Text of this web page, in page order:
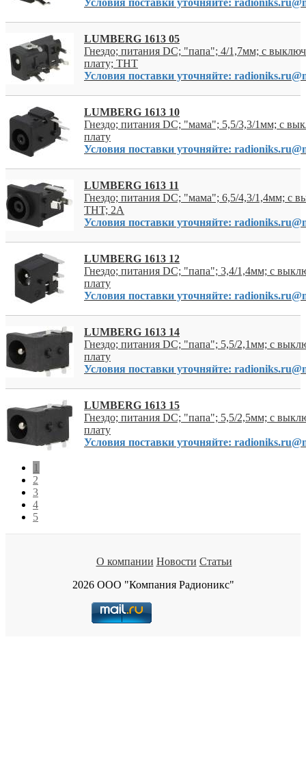
LUMBERG 1613 05
Гнездо; питания DC; "папа"; 4/1,7мм; с
плату; THT
Условия поставки уточняйте:
LUMBERG 1613 10
Гнездо; питания DC; "мама"; 5,5/3,3/1мм; с
плату
Условия поставки уточняйте:
LUMBERG 1613 11
Гнездо; питания DC; "мама"; 6,5/4,3/1,4мм; с
THT; 2А
Условия поставки уточняйте:
LUMBERG 1613 12
Гнездо; питания DC; "папа"; 3,4/1,4мм; с
плату
Условия поставки уточняйте:
LUMBERG 1613 14
Гнездо; питания DC; "папа"; 5,5/2,1мм; с
плату
Условия поставки уточняйте:
LUMBERG 1613 15
Гнездо; питания DC; "папа"; 5,5/2,5мм; с
плату
Условия поставки уточняйте:
1
2
3
4
5
О компании Новости Статьи
2026 ООО "Компания Радионикс"